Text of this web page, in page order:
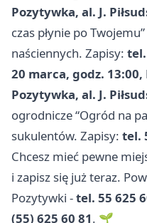
Pozytywka, al. J.
czas płynie po
naściennych. Zapisy: tel.
20 marca, godz.
Pozytywka, al. J.
ogrodnicze “Ogród na
sukulentów. Zapisy: tel.
Chcesz mieć pewne
i zapisz się już teraz.
Pozytywki -tel. 55 625
(55) 625 60 81. 🌱